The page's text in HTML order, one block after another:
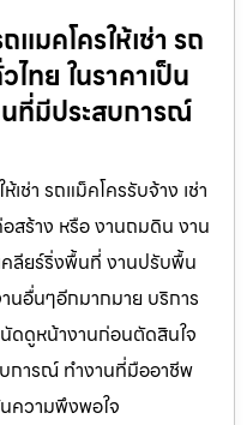
แมคโครให้เช่า รถ
ทย ในราคาเป็น
ที่มีประสบการณ์
เช่า รถแม็คโครรับจ้าง เช่า
สร้าง หรือ งานถมดิน งาน
ลียร์ริ่งพื้นที่ งานปรับพื้น
นอื่นๆอีกมากมาย บริการ
นัดดูหน้างานก่อนตัดสินใจ
การณ์ ทำงานที่มืออาชีพ
ความพึงพอใจ